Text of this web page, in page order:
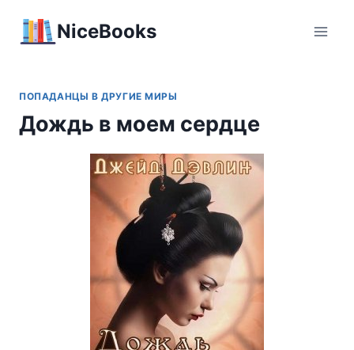
NiceBooks
ПОПАДАНЦЫ В ДРУГИЕ МИРЫ
Дождь в моем сердце